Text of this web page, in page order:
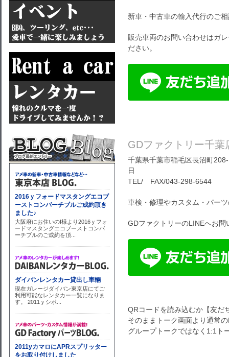
新車・中古車の輸入代行のご
販売車両のお問い合わせはガ
ださい。
GDファクトリー千葉
千葉県千葉市稲毛区長沼町
日
TEL/ FAX/043-298-6544
車検・修理やカスタム・パー
GDファクトリーのLINEへお問
QRコードを読み込むか【友だ
そのままトーク画面より通常
グループトークではなく1:1ト